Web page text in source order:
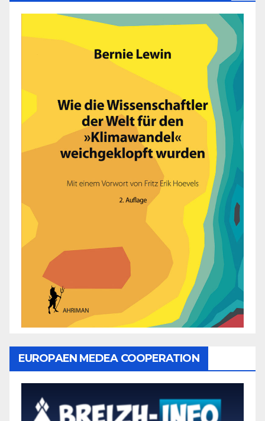
EUROPAEN MEDEA COOPERATION